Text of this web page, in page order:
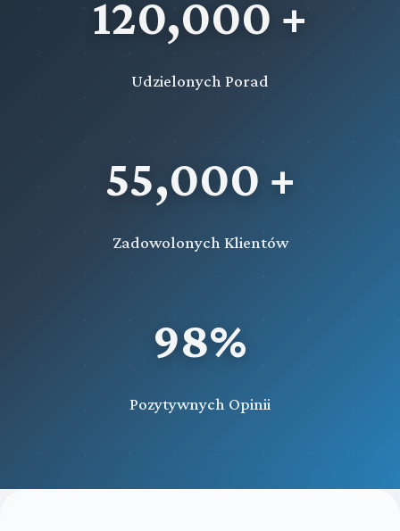
120,000 +
Udzielonych Porad
55,000 +
Zadowolonych Klientów
98%
Pozytywnych Opinii